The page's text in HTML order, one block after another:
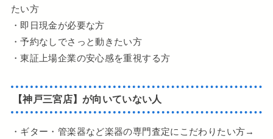
たい方
・即日現金が必要な方
・予約なしでさっと動きたい方
・東証上場企業の安心感を重視する方
【神戸三宮店】が向いていない人
・ギター・管楽器など楽器の専門査定にこだわりたい方→